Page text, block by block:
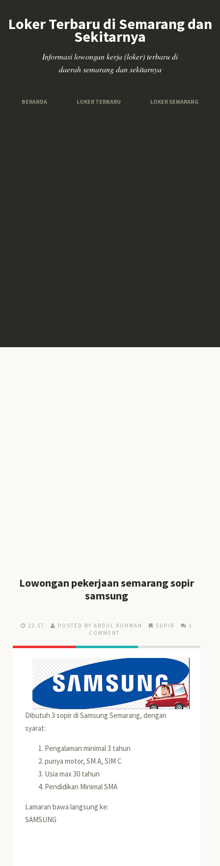
Loker Terbaru di Semarang dan
Sekitarnya
Informasi lowongan kerja (loker) terbaru di
daerah semarang dan sekitarnya
BERANDA LOKER TERBARU LOKER SEMARANG
Lowongan pekerjaan semarang sopir
samsung
22.57 POSTED BY ABDUL ROHMAN SUPIR
1
COMMENT
Dibutuh 3 sopir di Samsung Semarang, dengan
syarat:
Pengalaman minimal 3 tahun
punya motor, SM A, SIM C
Usia max 30 tahun
Pendidikan Minimal SMA
Lamaran bawa langsung ke:
SAMSUNG